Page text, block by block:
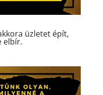
üzletet épít,
elbír.